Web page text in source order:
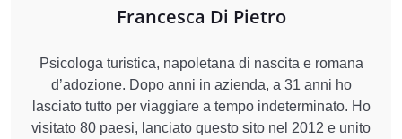
Francesca Di Pietro
Psicologa turistica, napoletana di nascita e romana
d’adozione. Dopo anni in azienda, a 31 anni ho
lasciato tutto per viaggiare a tempo indeterminato. Ho
visitato 80 paesi, lanciato questo sito nel 2012 e unito